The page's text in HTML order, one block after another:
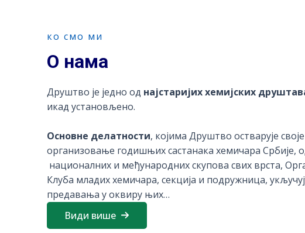
ко смо ми
О нама
Друштво је једно од најстаријих хемијских
икад установљено.
Основне делатности, којима Друштво остварује
oрганизовање годишњих састанака хемичара Србије,
националних и међународних скупова свих врста,
Клуба младих хемичара, секција и подружница,
предавања у оквиру њих…
Види више